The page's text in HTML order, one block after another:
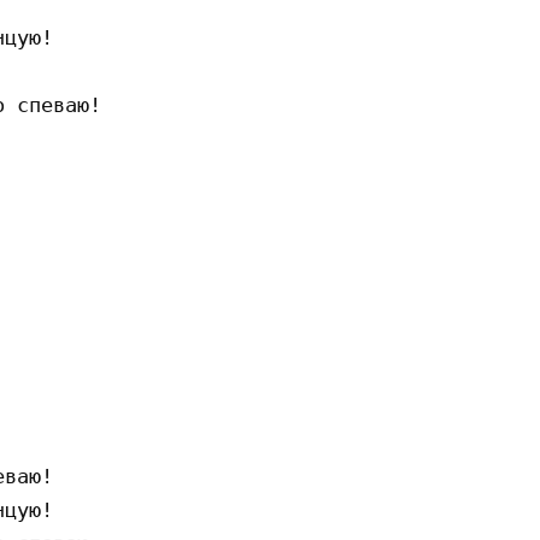
спеваю!